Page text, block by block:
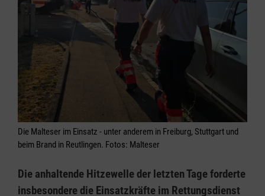
Die Malteser im Einsatz - unter anderem in Freiburg, Stuttgart und
beim Brand in Reutlingen. Fotos: Malteser
Die anhaltende Hitzewelle der letzten Tage forderte
insbesondere die Einsatzkräfte im Rettungsdienst